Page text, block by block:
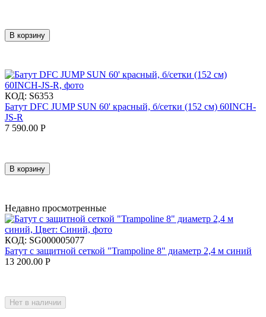
В корзину
КОД: S6353
Батут DFC JUMP SUN 60' красный, б/сетки (152 см) 60INCH-
JS-R
7 590.00 Р
В корзину
Недавно просмотренные
КОД: SG000005077
Батут с защитной сеткой "Trampoline 8" диаметр 2,4 м синий
13 200.00 Р
Нет в наличии